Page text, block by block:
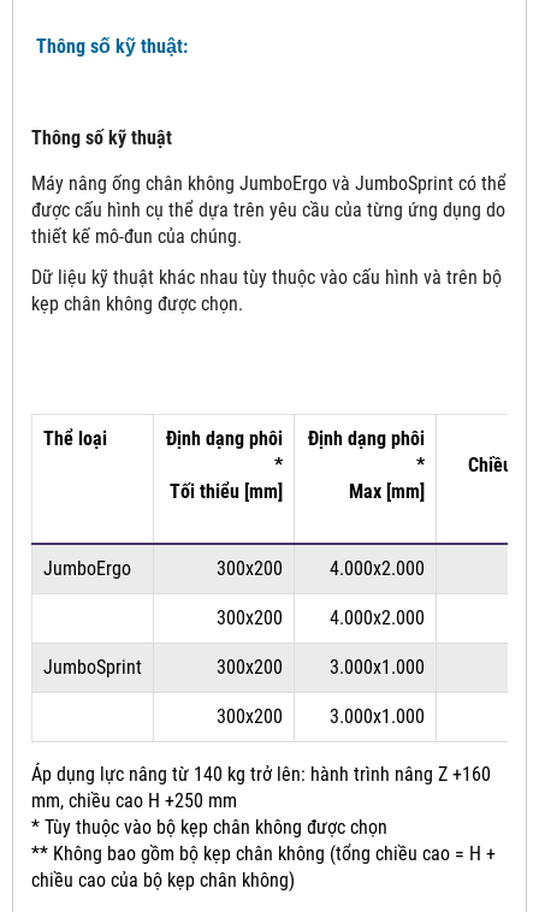
Thông số kỹ thuật:
Thông số kỹ thuật
Máy nâng ống chân không JumboErgo và JumboSprint có thể
được cấu hình cụ thể dựa trên yêu cầu của từng ứng dụng do
thiết kế mô-đun của chúng.
Dữ liệu kỹ thuật khác nhau tùy thuộc vào cấu hình và trên bộ
kẹp chân không được chọn.
Thể loại
Định dạng phôi
*
Tối thiểu [mm]
Định dạng phôi
*
Max [mm]
Chiều
JumboErgo 300x200 4.000x2.000
300x200 4.000x2.000
JumboSprint 300x200 3.000x1.000
300x200 3.000x1.000
Áp dụng lực nâng từ 140 kg trở lên: hành trình nâng Z +160
mm, chiều cao H +250 mm
* Tùy thuộc vào bộ kẹp chân không được chọn
** Không bao gồm bộ kẹp chân không (tổng chiều cao = H +
chiều cao của bộ kẹp chân không)